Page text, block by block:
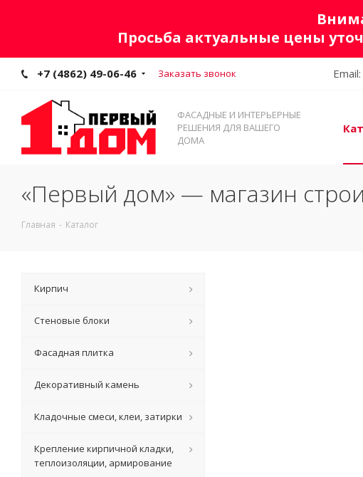
Просьба актуальные цены
+7 (4862) 49-06-46 Заказать звонок Email:
ФАСАДНЫЕ И ИНТЕРЬЕРНЫЕ
РЕШЕНИЯ ДЛЯ ВАШЕГО
ДОМА
«Первый дом» — магазин
Главная - Каталог
Кирпич
Стеновые блоки
Фасадная плитка
Декоративный камень
Кладочные смеси, клеи, затирки
Крепление кирпичной кладки,
теплоизоляции, армирование